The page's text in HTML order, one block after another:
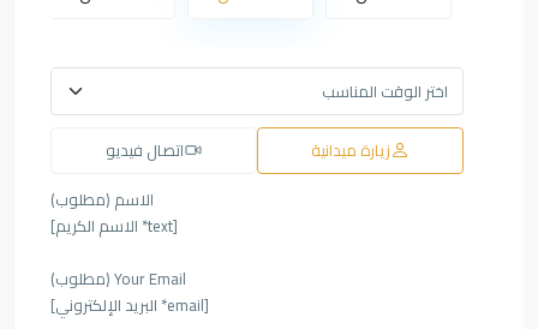
زيارة ميدانية
اتصال فيديو
الاسم (مطلوب)
[text* الاسم الكريم]
Your Email (مطلوب)
[email* البريد الإلكتروني]